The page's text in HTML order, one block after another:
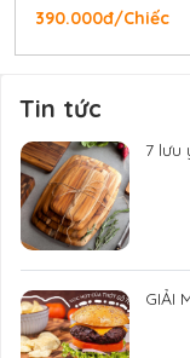
390.000đ/Chiếc
Tin tức
7 lưu
GIẢI